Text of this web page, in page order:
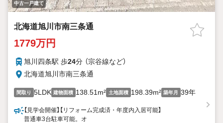
中古一戸建て
北海道旭川市南三条通
1779万円
旭川四条駅 歩24分 （宗谷線など）
北海道旭川市南三条通
間取り 5LDK 建物面積 138.51m² 土地面積 198.39m² 築年月 39年
【見学会開催】【リフォーム完成済・年度内入居可能】
普通車3台駐車可能。オ